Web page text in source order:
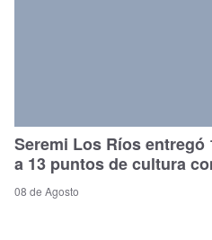
Seremi Los Ríos
a 13 puntos de cultura
08 de Agosto